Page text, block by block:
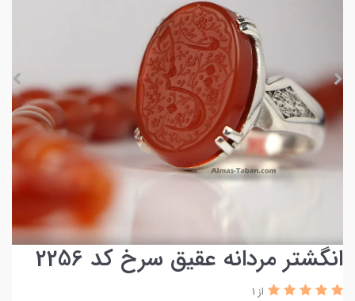
انگشتر مردانه عقیق سرخ کد 2256
از 1